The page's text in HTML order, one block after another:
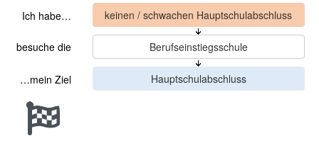
Ich habe…
besuche die
…mein Ziel